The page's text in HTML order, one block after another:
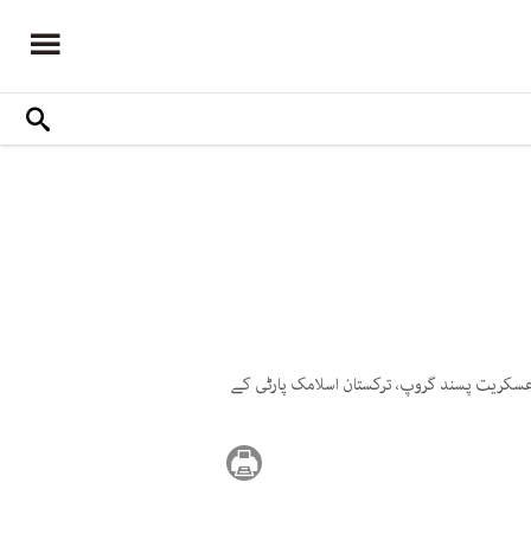
پسند گروپ، ترکستان اسلامک پارٹی کے